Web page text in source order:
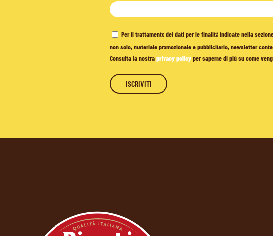
Per il trattamento dei dati per le finalità indicate nella
non solo, materiale promozionale e pubblicitario, newsletter
Consulta la nostraprivacy policyper saperne di più su come